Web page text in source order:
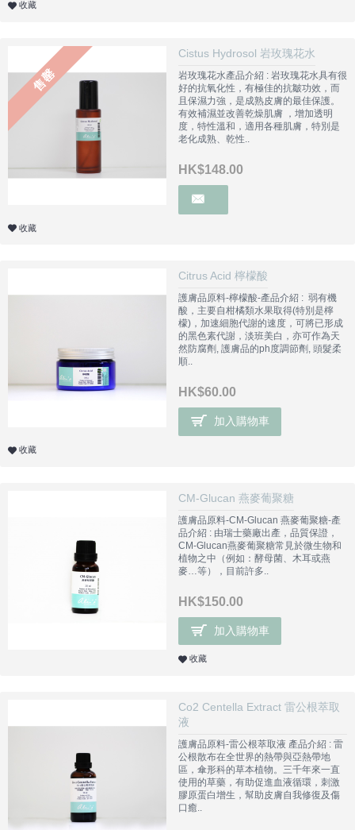
收藏
售罄
Cistus Hydrosol 岩玫瑰花水
岩玫瑰花水產品介紹 : 岩玫瑰花水具有很
好的抗氧化性，有極佳的抗皺功效，而
且保濕力強，是成熟皮膚的最佳保護。
有效補濕並改善乾燥肌膚 ，增加透明
度，特性溫和，適用各種肌膚，特別是
老化成熟、乾性..
HK$148.00
收藏
Citrus Acid 檸檬酸
護膚品原料-檸檬酸-產品介紹 : 弱有機
酸，主要自柑橘類水果取得(特別是檸
檬)，加速細胞代謝的速度，可將已形成
的黑色素代謝，淡班美白，亦可作為天
然防腐劑, 護膚品的ph度調節劑, 頭髮柔
順..
HK$60.00
加入購物車
收藏
CM-Glucan 燕麥葡聚糖
護膚品原料-CM-Glucan 燕麥葡聚糖-產
品介紹 : 由瑞士藥廠出產，品質保證，
CM-Glucan燕麥葡聚糖常見於微生物和
植物之中（例如：酵母菌、木耳或燕
麥…等），目前許多..
HK$150.00
加入購物車
收藏
Co2 Centella Extract 雷公根萃取
液
護膚品原料-雷公根萃取液 產品介紹 : 雷
公根散布在全世界的熱帶與亞熱帶地
區，傘形科的草本植物。三千年來一直
使用的草藥，有助促進血液循環，刺激
膠原蛋白增生，幫助皮膚自我修復及傷
口癒..